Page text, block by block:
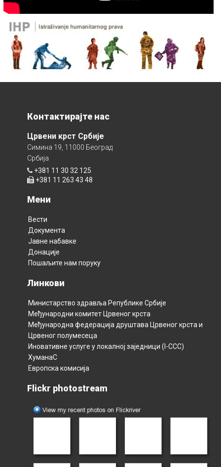
Контактирајте нас
Црвени крст Србије
Симина 19, 11000 Београд
Србија
+381 11 30 32 125
+381 11 263 43 48
Мени
Вести
Документа
Јавне набавке
Донације
Пошаљите нам поруку
Линкови
Министарство здравља Републикe Србијe
Међународни комитет Црвеног крста
Међународна федерација друштава Црвеног крста и
Црвеног полумесецa
Иновативне услуге у локалној заједници (I-CCC)
ХуманаС
Европска комисија
Flickr photostream